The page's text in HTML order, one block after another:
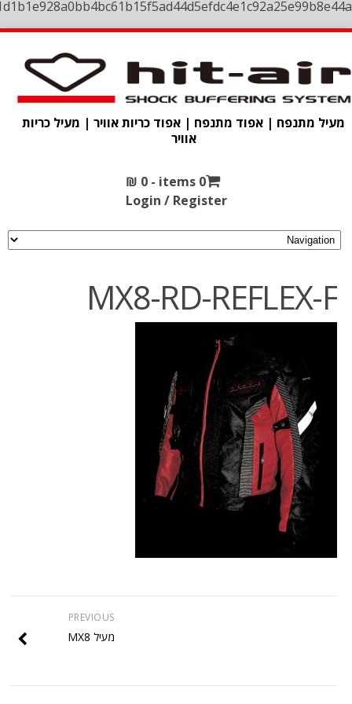
מעיל מתנפח | אפוד מתנפח | אפוד כריות אוויר | מעיל כריות
אוויר
0 items -
₪ 0
Login / Register
MX8-RD-REFLEX-F
PREVIOUS
מעיל MX8